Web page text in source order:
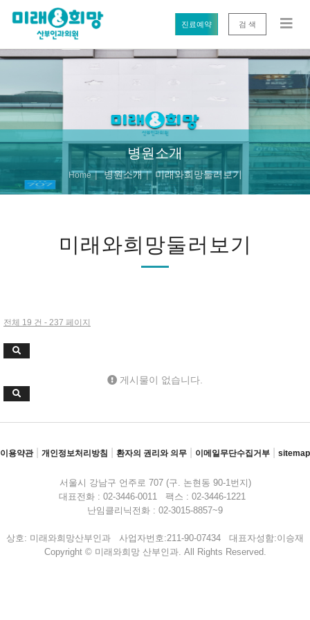
진료예약 검 색
병원소개
Home 병원소개 미래와희망둘러보기
미래와희망둘러보기
전체 19 건 - 237 페이지
게시물이 없습니다.
이용약관 개인정보처리방침 환자의 권리와 의무 이메일무단수집거부 sitemap
서울시 강남구 언주로 707 (구. 논현동 90-1번지)
대표전화 : 02-3446-0011 팩스 : 02-3446-1221
난임클리닉전화 : 02-3015-8857~9
상호: 미래와희망산부인과 사업자번호:211-90-07434 대표자성함:이승재
Copyright © 미래와희망 산부인과. All Rights Reserved.